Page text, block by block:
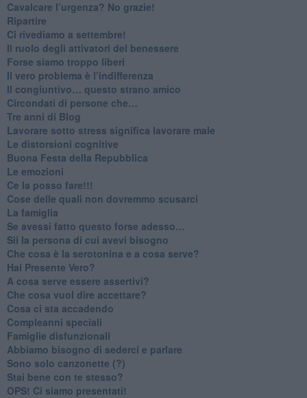
​Cavalcare l’urgenza? No grazie!
Ripartire
​Ci rivediamo a settembre!
​Il ruolo degli attivatori del benessere
​Forse siamo troppo liberi
​Il vero problema è l’indifferenza
​Il congiuntivo… questo strano amico
​Circondati di persone che…
​Tre anni di Blog
​Lavorare sotto stress significa lavorare male
​Le distorsioni cognitive
​Buona Festa della Repubblica
Le emozioni
​Ce la posso fare!!!
​Cose delle quali non dovremmo scusarci
​La famiglia
​Se avessi fatto questo forse adesso…
​Sii la persona di cui avevi bisogno
Che cosa è la serotonina e a cosa serve?
​Hai Presente Vero?
A cosa serve essere assertivi?
​Che cosa vuol dire accettare?
​Cosa ci sta accadendo
​Compleanni speciali
​Famiglie disfunzionali
​Abbiamo bisogno di sederci e parlare
Sono solo canzonette (?)
​Stai bene con te stesso?
​OPS! Ci siamo presentati!